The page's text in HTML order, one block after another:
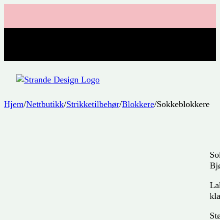
Hjem/Nettbutikk/Strikketilbehør/Blokkere/Sokkeblokkere